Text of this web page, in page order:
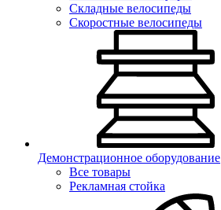
Складные велосипеды
Скоростные велосипеды
Демонстрационное оборудование
Все товары
Рекламная стойка